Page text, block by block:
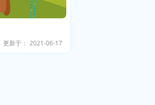
更新于： 2021-06-17